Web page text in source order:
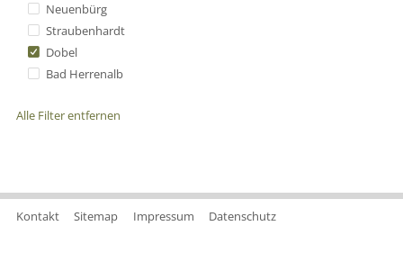
Neuenbürg
Straubenhardt
Dobel
Bad Herrenalb
Alle Filter entfernen
Kontakt Sitemap Impressum Datenschutz